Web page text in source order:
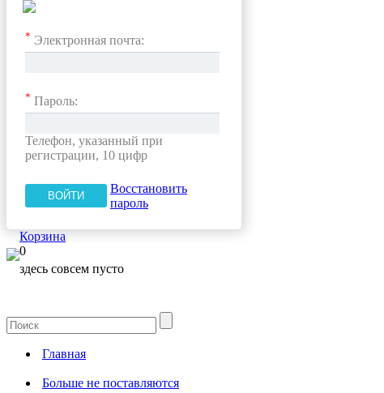
* Электронная почта:
* Пароль:
Телефон, указанный при
регистрации, 10 цифр
Восстановить
пароль
Корзина
0
здесь совсем пусто
Главная
Больше не поставляются